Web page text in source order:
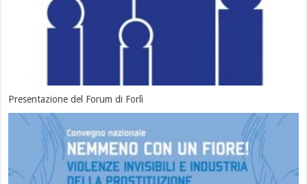
Presentazione del Forum di Forlì